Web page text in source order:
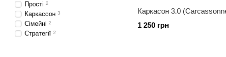
Каркасон 3.0
1 250 грн
Прості 2
Каркассон 3
Cімейні 2
Стратегії 2